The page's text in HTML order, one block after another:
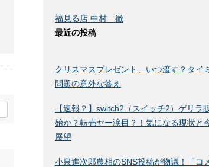
福見る店 中村 徹
最近の投稿
クリスマスプレゼント、いつ渡す？タイ
問題の意外な答え
【速報？】switch2（スイッチ2）ゲリラ
始か？転売ヤー涙目？！気になる現状と
展望
小泉進次郎農相のSNS投稿が物議！「コ